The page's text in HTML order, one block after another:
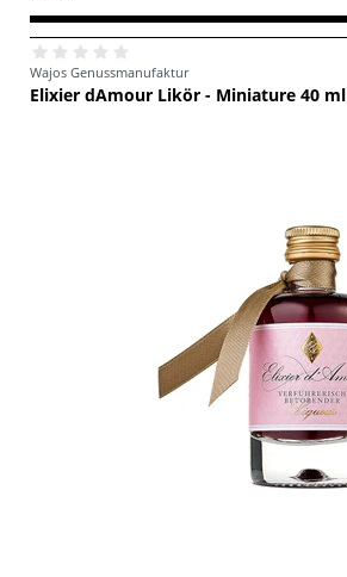
Wajos Genussmanufaktur
Elixier dAmour Likör - Miniature 40 ml